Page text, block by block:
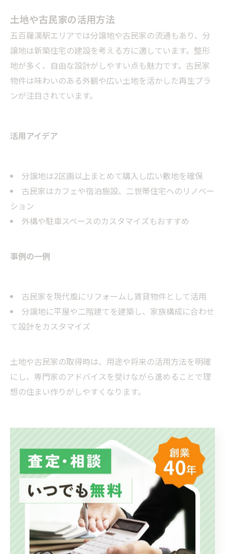
土地や古民家の活用方法
五百羅漢駅エリアでは分譲地や古民家の流通もあり、分
譲地は新築住宅の建設を考える方に適しています。整形
地が多く、自由な設計がしやすい点も魅力です。古民家
物件は味わいのある外観や広い土地を活かした再生プラ
ンが注目されています。
活用アイデア
分譲地は2区画以上まとめて購入し広い敷地を確保
古民家はカフェや宿泊施設、二世帯住宅へのリノベー
ション
外構や駐車スペースのカスタマイズもおすすめ
事例の一例
古民家を現代風にリフォームし賃貸物件として活用
分譲地に平屋や二階建てを建築し、家族構成に合わせ
て設計をカスタマイズ
土地や古民家の取得時は、用途や将来の活用方法を明確
にし、専門家のアドバイスを受けながら進めることで理
想の住まい作りがしやすくなります。
不動産仲介手数料の基礎知識と節
約ポイント
仲介手数料の計算方法と一般的な目安
不動産仲介手数料は、物件を「購入・賃借」する際に必
要な費用です。売買と賃貸で計算方法や目安が異なるた